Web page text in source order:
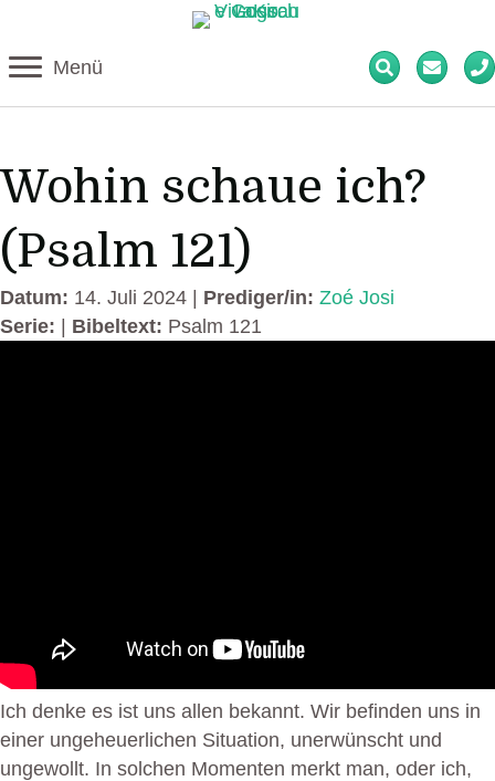
Menü
Wohin schaue ich?
(Psalm 121)
Datum: 14. Juli 2024 | Prediger/in: Zoé Josi
Serie:
Bibeltext: Psalm 121
Ich denke es ist uns allen bekannt. Wir befinden uns in
einer ungeheuerlichen Situation, unerwünscht und
ungewollt. In solchen Momenten merkt man, oder ich,